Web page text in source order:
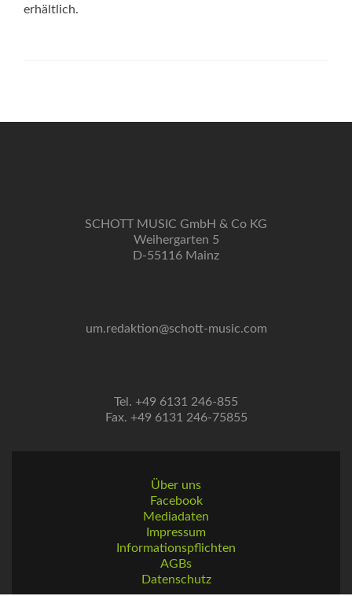
erhältlich.
SCHOTT MUSIC GmbH & Co KG
Weihergarten 5
D-55116 Mainz
um.redaktion@schott-music.com
Tel. +49 6131 246-855
Fax. +49 6131 246-75855
Über uns
Facebook
Mediadaten
Impressum
Informationspflichten
AGBs
Datenschutz